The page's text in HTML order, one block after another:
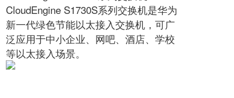
CloudEngine S1730S系列交换机是华为
新一代绿色节能以太接入交换机，可广
泛应用于中小企业、网吧、酒店、学校
等以太接入场景。